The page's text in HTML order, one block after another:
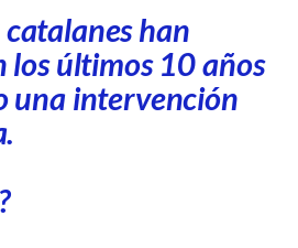
han
los últimos 10 años
una intervención